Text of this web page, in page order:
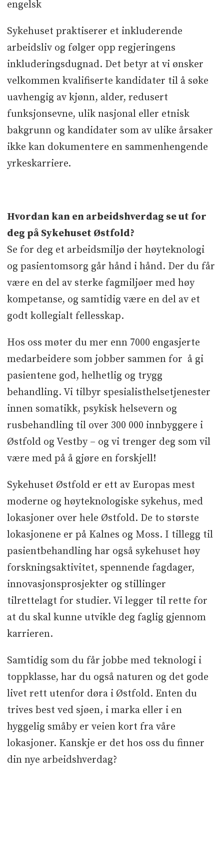
engelsk
Sykehuset praktiserer et inkluderende
arbeidsliv og følger opp regjeringens
inkluderingsdugnad. Det betyr at vi ønsker
velkommen kvalifiserte kandidater til å søke
uavhengig av kjønn, alder, redusert
funksjonsevne, ulik nasjonal eller etnisk
bakgrunn og kandidater som av ulike årsaker
ikke kan dokumentere en sammenhengende
yrkeskarriere.
Hvordan kan en arbeidshverdag se ut for
deg på Sykehuset Østfold?
Se for deg et arbeidsmiljø der høyteknologi
og pasientomsorg går hånd i hånd. Der du får
være en del av sterke fagmiljøer med høy
kompetanse, og samtidig være en del av et
godt kollegialt fellesskap.
Hos oss møter du mer enn 7000 engasjerte
medarbeidere som jobber sammen for å gi
pasientene god, helhetlig og trygg
behandling. Vi tilbyr spesialisthelsetjenester
innen somatikk, psykisk helsevern og
rusbehandling til over 300 000 innbyggere i
Østfold og Vestby – og vi trenger deg som vil
være med på å gjøre en forskjell!
Sykehuset Østfold er ett av Europas mest
moderne og høyteknologiske sykehus, med
lokasjoner over hele Østfold. De to største
lokasjonene er på Kalnes og Moss. I tillegg til
pasientbehandling har også sykehuset høy
forskningsaktivitet, spennende fagdager,
innovasjonsprosjekter og stillinger
tilrettelagt for studier. Vi legger til rette for
at du skal kunne utvikle deg faglig gjennom
karrieren.
Samtidig som du får jobbe med teknologi i
toppklasse, har du også naturen og det gode
livet rett utenfor døra i Østfold. Enten du
trives best ved sjøen, i marka eller i en
hyggelig småby er veien kort fra våre
lokasjoner. Kanskje er det hos oss du finner
din nye arbeidshverdag?